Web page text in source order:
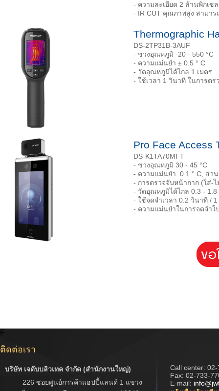
- ความละเอียด 2 ล้านพิกเซ
- IR CUT คุณภาพสูง สามา
Thermographic
DS-2TP31B-3AUF
- ช่วงอุณหภูมิ -20 - 550 °C
- ความแม่นยำ ± 0.5 ° C
- วัดอุณหภูมิได้ไกล 1 เมตร
- ใช้เวลา 1 วินาที ในการต
Pro Face
DS-K1TA70MI-T
- ช่วงอุณหภูมิ 30 - 45 °C
- ความแม่นยำ: 0.1 ° C, ส่วน
- การตรวจจับหน้ากาก (ใส่-ไ
- วัดอุณหภูมิได้ไกล 0.3 - 1.8
- ใช้จดจำเวลา 0.2 วินาที /
- ความแม่นยำในการจดจำใ
F
ติดต่อเรา
บริษัท เจดับบลิวเทค จำกัด (สำนักงานใหญ่)
226 ซอยศูนย์การค้าแฮปปี้แลนด์ 1 แขวง
Call center: 02-
Fax: 02-733-
E-mail: